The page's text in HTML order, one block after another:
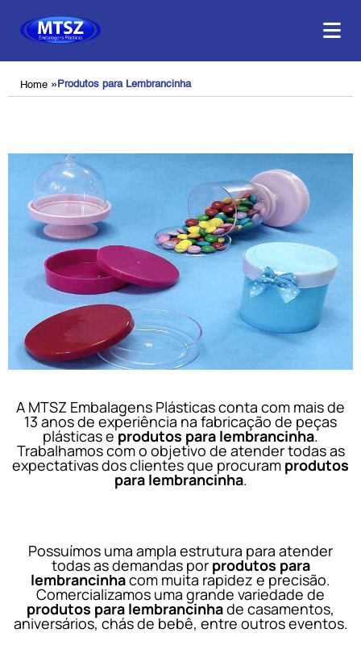
Home » Produtos para Lembrancinha
A MTSZ Embalagens Plásticas conta com mais de
13 anos de experiência na fabricação de peças
plásticas eprodutos para lembrancinha.
Trabalhamos com o objetivo de atender todas as
expectativas dos clientes que procuram produtos
para lembrancinha.
Possuímos uma ampla estrutura para atender
todas as demandas por produtos para
lembrancinhacom muita rapidez e precisão.
Comercializamos uma grande variedade de
produtos para lembrancinhade casamentos,
aniversários, chás de bebê, entre outros eventos.